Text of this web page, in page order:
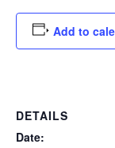
Add to
DETAILS
Date: